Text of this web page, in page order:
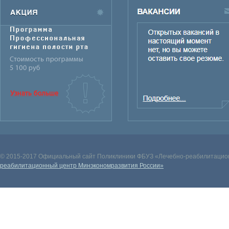
© 2015-2017 Официальный сайт Поликлиники ФБУЗ «Лечебно-
реабилитационный центр Минэкономразвития России»